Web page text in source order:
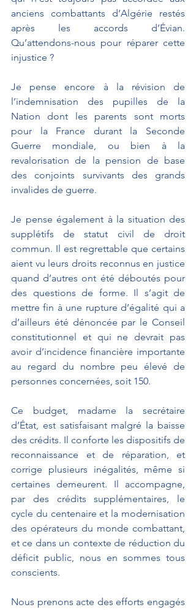
anciens combattants d’Algérie restés
après les accords d’Évian.
Qu’attendons-nous pour réparer cette
injustice ?
Je pense encore à la révision de
l’indemnisation des pupilles de la
Nation dont les parents sont morts
pour la France durant la Seconde
Guerre mondiale, ou bien à la
revalorisation de la pension de base
des conjoints survivants des grands
invalides de guerre.
Je pense également à la situation des
supplétifs de statut civil de droit
commun. Il est regrettable que certains
aient vu leurs droits reconnus en justice
quand d’autres ont été déboutés pour
des questions de forme. Il s’agit de
mettre fin à une rupture d’égalité qui a
d’ailleurs été dénoncée par le Conseil
constitutionnel et qui ne devrait pas
avoir d’incidence financière importante
au regard du nombre peu élevé de
personnes concernées, soit 150.
Ce budget, madame la secrétaire
d’État, est satisfaisant malgré la baisse
des crédits. Il conforte les dispositifs de
reconnaissance et de réparation, et
corrige plusieurs inégalités, même si
certaines demeurent. Il accompagne,
par des crédits supplémentaires, le
cycle du centenaire et la modernisation
des opérateurs du monde combattant,
et ce dans un contexte de réduction du
déficit public, nous en sommes tous
conscients.
Nous prenons acte des efforts engagés